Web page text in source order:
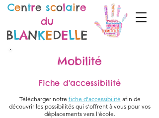
Centre scolaire
du
BLANKEDELLE
Mobilité
Fiche d'accessibilité
Télécharger notre fiche d'accessibilité afin de
découvrir les possibilités qui s'offrent à vous pour vos
déplacements vers l'école.